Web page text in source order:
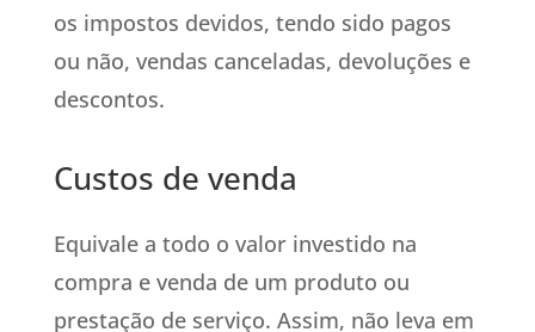
os impostos devidos, tendo sido pagos
ou não, vendas canceladas, devoluções e
descontos.
Custos de venda
Equivale a todo o valor investido na
compra e venda de um produto ou
prestação de serviço. Assim, não leva em